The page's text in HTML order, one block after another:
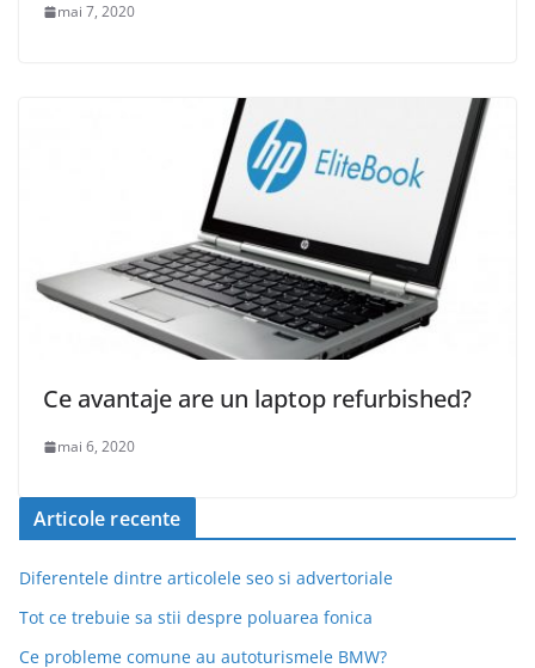
mai 7, 2020
Ce avantaje are un laptop refurbished?
mai 6, 2020
Articole recente
Diferentele dintre articolele seo si advertoriale
Tot ce trebuie sa stii despre poluarea fonica
Ce probleme comune au autoturismele BMW?